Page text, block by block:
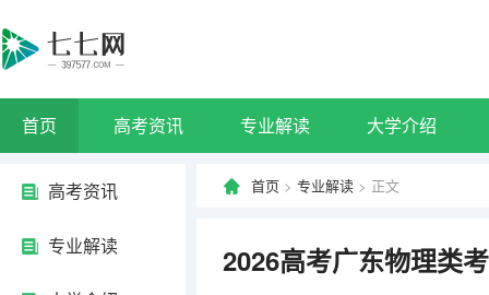
首页 高考资讯 专业解读 大学介绍
高考资讯
专业解读
首页 > 专业解读 > 正文
2026高考广东物理类